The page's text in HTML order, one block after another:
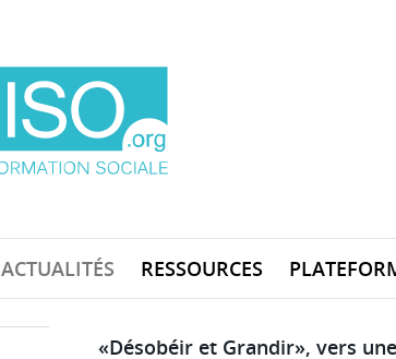
ACTUALITÉS RESSOURCES
«Désobéir et Grandir», vers